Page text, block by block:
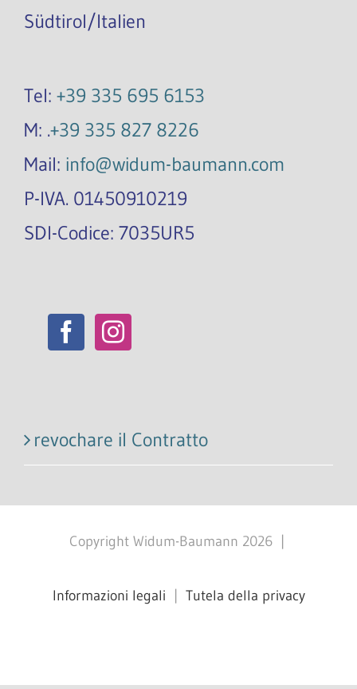
Südtirol/Italien
Tel: +39 335 695 6153
M: .+39 335 827 8226
Mail: info@widum-baumann.com
P-IVA. 01450910219
SDI-Codice: 7035UR5
revochare il Contratto
Copyright Widum-Baumann 2026
Informazioni legali Tutela della privacy